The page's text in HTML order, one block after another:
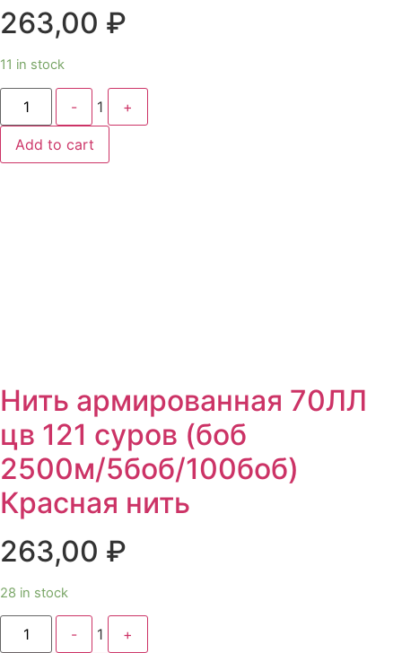
263,00 ₽
11 in stock
Quantity
- 1 +
Add to cart
Нить армированная 70ЛЛ
цв 121 суров (боб
2500м/5боб/100боб)
Красная нить
263,00 ₽
28 in stock
Quantity
- 1 +